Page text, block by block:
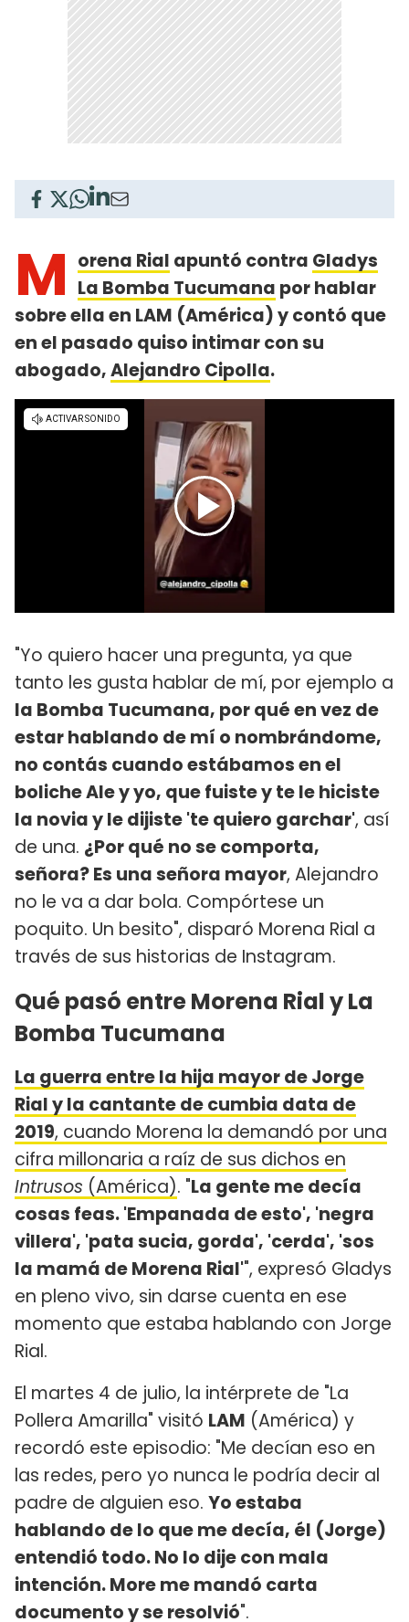
M orena Rial apuntó contra Gladys
La Bomba Tucumana por hablar
sobre ella en LAM (América) y contó que
en el pasado quiso intimar con su
abogado,Alejandro Cipolla.
"Yo quiero hacer una pregunta, ya que
tanto les gusta hablar de mí, por ejemplo a
la Bomba Tucumana, por qué en vez de
estar hablando de mí o nombrándome,
no contás cuando estábamos en el
boliche Ale y yo, que fuiste y te le hiciste
la novia y le dijiste 'te quiero garchar', así
de una. ¿Por qué no se comporta,
señora? Es una señora mayor, Alejandro
no le va a dar bola. Compórtese un
poquito. Un besito", disparó Morena Rial a
través de sus historias de Instagram.
Qué pasó entre Morena Rial y La
Bomba Tucumana
La guerra entre la hija mayor de Jorge
Rial y la cantante de cumbia data de
2019, cuando Morena la demandó por una
cifra millonaria a raíz de sus dichos en
Intrusos (América). "La gente me decía
cosas feas. 'Empanada de esto', 'negra
villera', 'pata sucia, gorda', 'cerda', 'sos
la mamá de Morena Rial'", expresó Gladys
en pleno vivo, sin darse cuenta en ese
momento que estaba hablando con Jorge
Rial.
El martes 4 de julio, la intérprete de "La
Pollera Amarilla" visitó LAM (América) y
recordó este episodio: "Me decían eso en
las redes, pero yo nunca le podría decir al
padre de alguien eso. Yo estaba
hablando de lo que me decía, él (Jorge)
entendió todo. No lo dije con mala
intención. More me mandó carta
documento y se resolvió".